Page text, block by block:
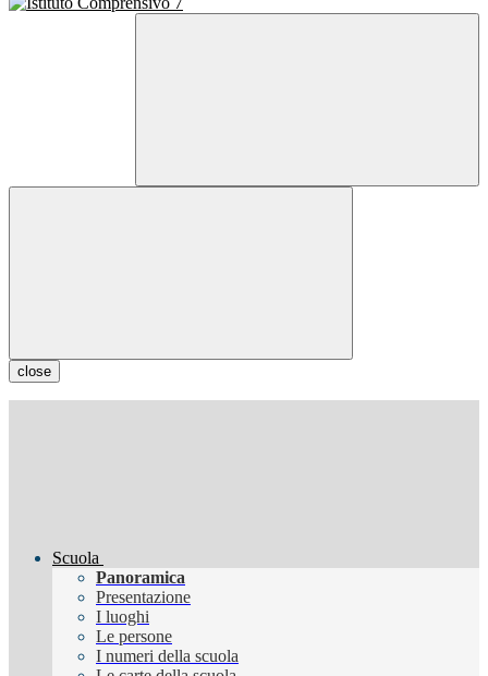
close
Scuola
Panoramica
Presentazione
I luoghi
Le persone
I numeri della scuola